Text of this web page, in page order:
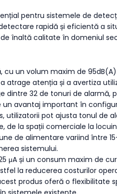
pentru sistemele de
rapidă și eficientă a
înaltă calitate în domeniul
cu un volum maxim de
atenția și a avertiza
dintre 32 de tonuri de
avantaj important în
utilizatorii pot ajusta tonul de
de la spații comerciale la
de alimentare variind între
sistemului.
μA și un consum maxim de
la reducerea costurilor
produs oferă o